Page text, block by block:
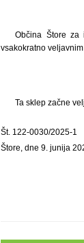
Občina Štore za
vsakokratno
Ta sklep začne
Št. 122-0030/2025-1
Štore, dne 9. junija